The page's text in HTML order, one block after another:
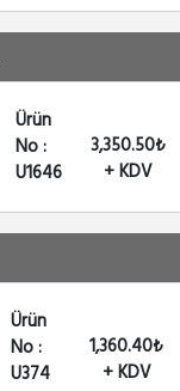
Ürün
No :
U1646
3,350.50₺
+ KDV
Ürün
No :
U374
1,360.40₺
+ KDV